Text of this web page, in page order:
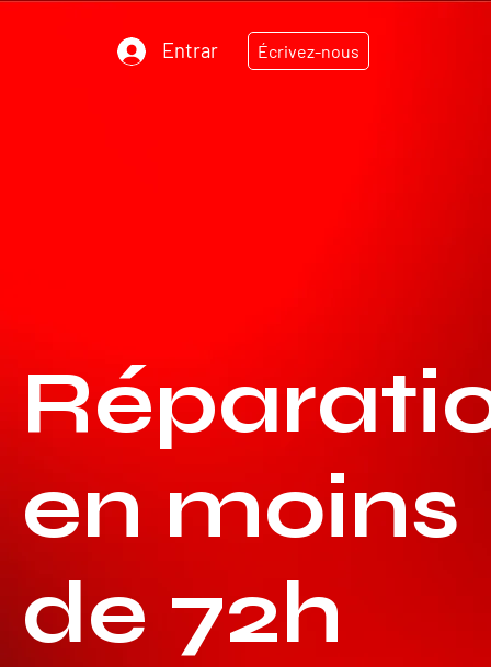
Écrivez-nous
Entrar
en moins
de 72h